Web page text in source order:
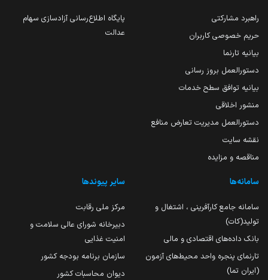
راهبرد مشارکتی
حریم خصوصی کاربران
بیانیه تارنما
دستورالعمل بروز رسانی
بیانیه توافق سطح خدمات
منشور اخلاقی
دستورالعمل مدیریت تعارض منافع
نقشه سایت
مناقصه و مزایده
پایگاه اطلاع‌رسانی آزادسازی سهام
عدالت
سامانه‌ها
سامانه جامع کارآفرینی ، اشتغال و
تولید(کات)
بانک داده‌های اقتصادی و مالی
تارنمای پنجره واحد محیط‌های آزمون
(ایران تما)
سایر پیوندها
مرکز ملی رقابت
دبیرخانه شورای عالی سلامت و
امنیت غذایی
سازمان برنامه بودجه کشور
دیوان محاسبات کشور